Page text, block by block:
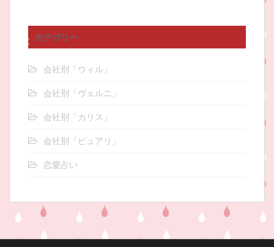
カテゴリー
会社別「ウィル」
会社別「ヴェルニ」
会社別「カリス」
会社別「ピュアリ」
恋愛占い